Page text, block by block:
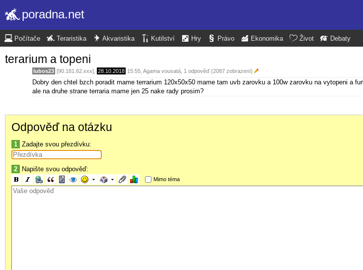
poradna.net
Počítače Teraristika Akvaristika Kutilství Hry Právo Ekonomika Život Debaty
terarium a topeni
lubos23 [90.181.62.xxx], 28.10.2018 15:55 Agama vousatá , 1 odpověď (2087 zobrazení)
Dobry den chtel bzch poradit mame terrarium 120x50x50 mame tam uvb zarovku a 100w zarovku na vytopeni a
ale na druhe strane terraria mame jen 25 nake rady prosim?
Odpověď na otázku
1 Zadajte svou přezdívku:
2 Napište svou odpověď:
Mimo téma